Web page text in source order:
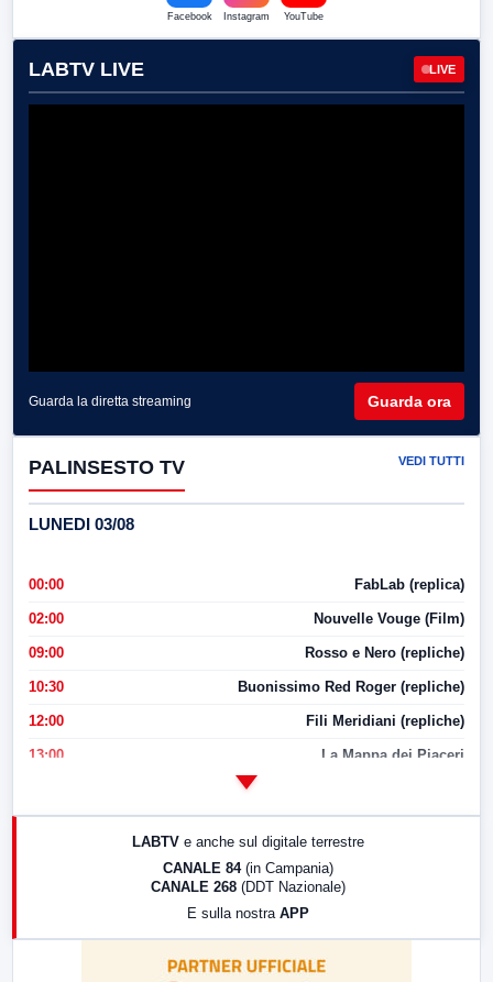
Facebook Instagram YouTube
LABTV LIVE LIVE
Guarda la diretta streaming Guarda ora
PALINSESTO TV VEDI TUTTI
LUNEDI 03/08
00:00 FabLab (replica)
02:00 Nouvelle Vouge (Film)
09:00 Rosso e Nero (repliche)
10:30 Buonissimo Red Roger (repliche)
12:00 Fili Meridiani (repliche)
13:00 La Mappa dei Piaceri
LABTV e anche sul digitale terrestre
CANALE 84 (in Campania)
CANALE 268 (DDT Nazionale)
E sulla nostra APP